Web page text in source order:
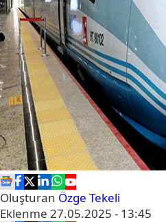
Oluşturan Özge Tekeli
Eklenme 27.05.2025 - 13:45